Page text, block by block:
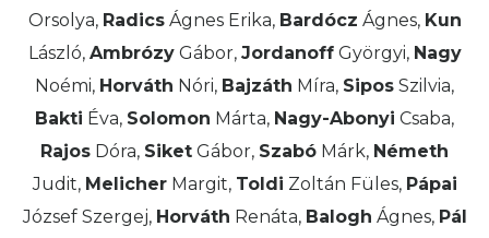
Orsolya, RadicsÁgnes Erika, Bardócz Ágnes, Kun
László, AmbrózyGábor, JordanoffGyörgyi, Nagy
Noémi, Horváth Nóri, Bajzáth Míra, Sipos Szilvia,
Bakti Éva, Solomon Márta, Nagy-Abonyi Csaba,
Rajos Dóra, Siket Gábor, Szabó Márk, Németh
Judit, MelicherMargit, Toldi Zoltán Füles, Pápai
József Szergej, Horváth Renáta, Balogh Ágnes, Pál